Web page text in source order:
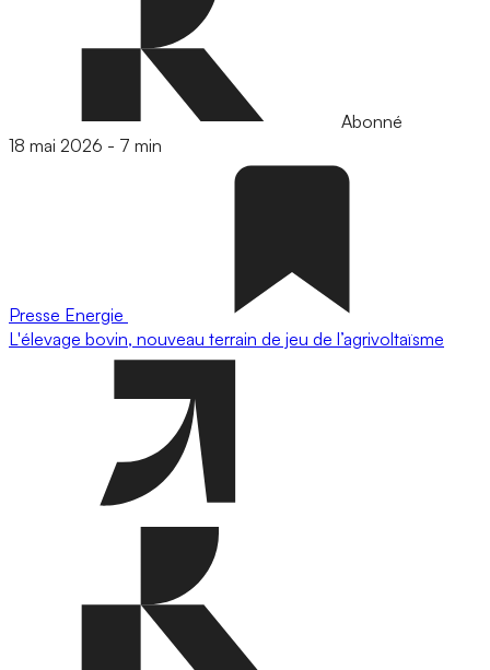
Abonné
18 mai 2026 - 7 min
Presse Energie
L'élevage bovin, nouveau terrain de jeu de l’agrivoltaïsme